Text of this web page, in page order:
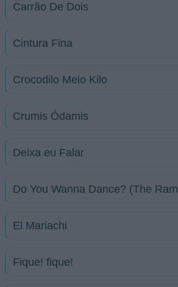
Carrão De Dois
Cintura Fina
Crocodilo Meio Kilo
Crumis Ódamis
Deixa eu Falar
Do You Wanna Dance? (The
El Mariachi
Fique! fique!